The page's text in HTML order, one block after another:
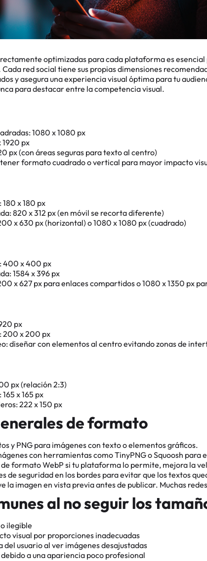
optimizadas para cada plataforma es
red social tiene sus propias dimensiones
y asegura una experiencia visual óptima para tu
para destacar entre la competencia visual.
1080 x 1080 px
1920 px
px (con áreas seguras para texto al centro)
formato cuadrado o vertical para mayor impacto
x 180 px
820 x 312 px (en móvil se recorta diferente)
x 630 px (horizontal) o 1080 x 1080 px (cuadrado)
400 x 400 px
1584 x 396 px
x 627 px para enlaces compartidos o 1080 x 1350 px
px
200 x 200 px
diseñar con elementos al centro evitando zonas de
px (relación 2:3)
x 165 px
222 x 150 px
de formato
y PNG para imágenes con texto o elementos gráficos.
con herramientas como TinyPNG o Squoosh para
de formato WebP si tu plataforma lo permite, mejora la
de seguridad en los bordes para evitar que los textos
la imagen en vista previa antes de publicar. Muchas
al no seguir los
ilegible
visual por proporciones inadecuadas
del usuario al ver imágenes desajustadas
a una apariencia poco profesional